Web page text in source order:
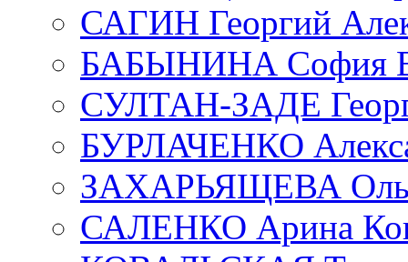
САГИН Георгий
БАБЫНИНА София
СУЛТАН-ЗАДЕ
БУРЛАЧЕНКО
ЗАХАРЬЯЩЕВА
САЛЕНКО Арина